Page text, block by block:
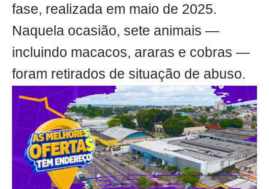
fase, realizada em maio de 2025.
Naquela ocasião, sete animais —
incluindo macacos, araras e cobras —
foram retirados de situação de abuso.